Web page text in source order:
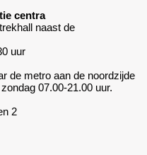
centra
naast de
uur
de metro aan de noordzijde
07.00-21.00 uur.
2